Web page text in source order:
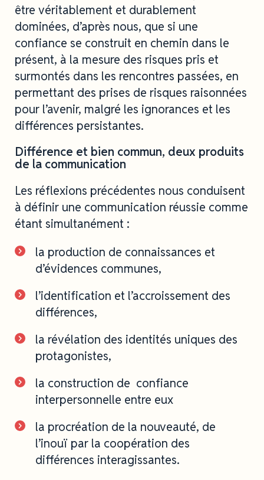
être véritablement et durablement
dominées, d’après nous, que si une
confiance se construit en chemin dans le
présent, à la mesure des risques pris et
surmontés dans les rencontres passées, en
permettant des prises de risques raisonnées
pour l’avenir, malgré les ignorances et les
différences persistantes.
Différence et bien commun, deux produits
de la communication
Les réflexions précédentes nous conduisent
à définir une communication réussie comme
étant simultanément :
la production de connaissances et
d’évidences communes,
l’identification et l’accroissement des
différences,
la révélation des identités uniques des
protagonistes,
la construction de confiance
interpersonnelle entre eux
la procréation de la nouveauté, de
l’inouï par la coopération des
différences interagissantes.